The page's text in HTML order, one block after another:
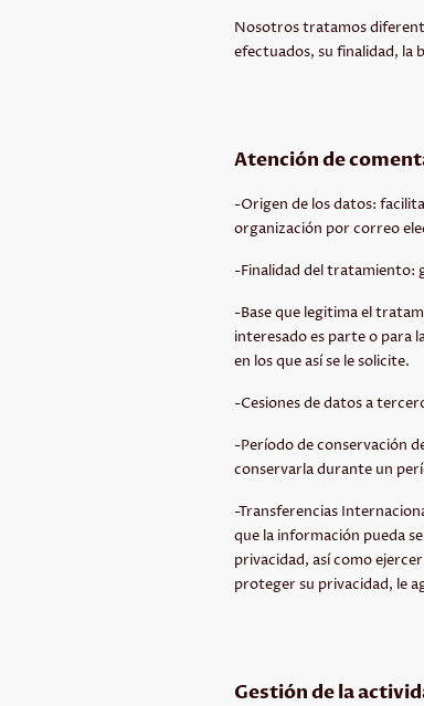
Nosotros tratamos
efectuados, su finalidad, la
Atención de
-Origen de los datos:
organización por correo
-Finalidad del tratamiento:
-Base que legitima el
interesado es parte o para
en los que así se le solicite.
-Cesiones de datos a
-Período de conservación
conservarla durante un
-Transferencias
que la información pueda
privacidad, así como
proteger su privacidad, le
Gestión de la